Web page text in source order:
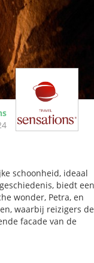
schoonheid, ideaal
biedt een
wonder, Petra, en
waarbij reizigers de
facade van de